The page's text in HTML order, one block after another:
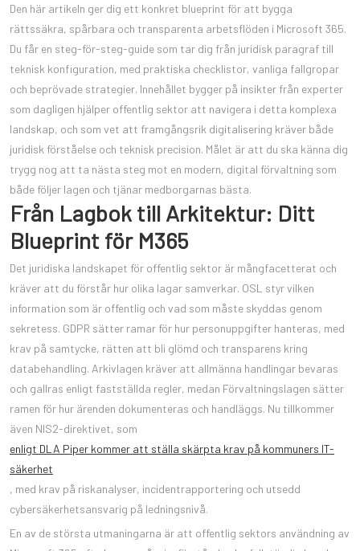
Den här artikeln ger dig ett konkret blueprint för att bygga
rättssäkra, spårbara och transparenta arbetsflöden i Microsoft 365.
Du får en steg-för-steg-guide som tar dig från juridisk paragraf till
teknisk konfiguration, med praktiska checklistor, vanliga fallgropar
och beprövade strategier. Innehållet bygger på insikter från experter
som dagligen hjälper offentlig sektor att navigera i detta komplexa
landskap, och som vet att framgångsrik digitalisering kräver både
juridisk förståelse och teknisk precision. Målet är att du ska känna dig
trygg nog att ta nästa steg mot en modern, digital förvaltning som
både följer lagen och tjänar medborgarnas bästa.
Från Lagbok till Arkitektur: Ditt
Blueprint för M365
Det juridiska landskapet för offentlig sektor är mångfacetterat och
kräver att du förstår hur olika lagar samverkar. OSL styr vilken
information som är offentlig och vad som måste skyddas genom
sekretess. GDPR sätter ramar för hur personuppgifter hanteras, med
krav på samtycke, rätten att bli glömd och transparens kring
databehandling. Arkivlagen kräver att allmänna handlingar bevaras
och gallras enligt fastställda regler, medan Förvaltningslagen sätter
ramen för hur ärenden dokumenteras och handläggs. Nu tillkommer
även NIS2-direktivet, som
enligt DLA Piper kommer att ställa skärpta krav på kommuners IT-
säkerhet
, med krav på riskanalyser, incidentrapportering och utsedd
cybersäkerhetsansvarig på ledningsnivå.
En av de största utmaningarna är att offentlig sektors användning av